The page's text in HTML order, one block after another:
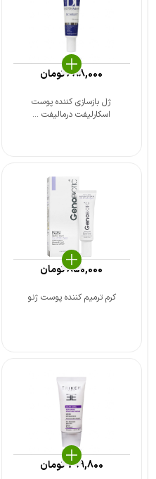
ژل بازسازی کننده پوست
اسکارلیفت درمالیفت ...
688,000تومان
کرم ترمیم کننده پوست ژنو
850,000تومان
799,800تومان